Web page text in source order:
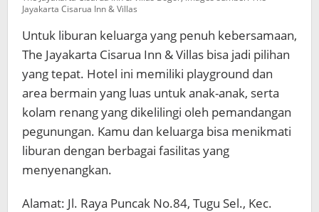
Jayakarta Cisarua Inn & Villas
Untuk liburan keluarga yang penuh kebersamaan,
The Jayakarta Cisarua Inn & Villas bisa jadi pilihan
yang tepat. Hotel ini memiliki playground dan
area bermain yang luas untuk anak-anak, serta
kolam renang yang dikelilingi oleh pemandangan
pegunungan. Kamu dan keluarga bisa menikmati
liburan dengan berbagai fasilitas yang
menyenangkan.
Alamat: Jl. Raya Puncak No.84, Tugu Sel., Kec.